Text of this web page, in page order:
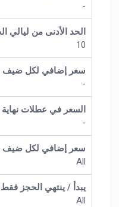
-
الحد الأدنى من ليالي
10
سعر إضافي لكل ضيف
-
السعر في عطلات نهاية
-
سعر إضافي لكل ضيف
All
يبدأ / ينتهي الحجز
All